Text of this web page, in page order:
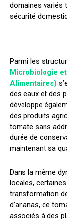
domaines variés
sécurité
Parmi les
Microbiologie
Alimentaires)
des eaux et des
développe
des produits
tomate sans
durée de
maintenant sa
Dans la même
locales,
transformation
d’ananas, de
associés à des